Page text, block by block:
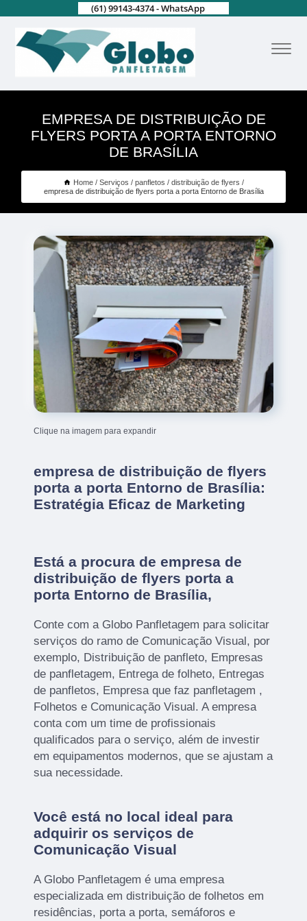
(61) 99143-4374 - WhatsApp
EMPRESA DE DISTRIBUIÇÃO DE
FLYERS PORTA A PORTA ENTORNO
DE BRASÍLIA
Home Serviços panfletos
distribuição de flyers
empresa de distribuição de flyers porta a porta Entorno de Brasília
Clique na imagem para expandir
empresa de distribuição de flyers
porta a porta Entorno de Brasília:
Estratégia Eficaz de Marketing
Está a procura de empresa de
distribuição de flyers porta a
porta Entorno de Brasília,
Conte com a Globo Panfletagem para solicitar
serviços do ramo de Comunicação Visual, por
exemplo, Distribuição de panfleto, Empresas
de panfletagem, Entrega de folheto, Entregas
de panfletos, Empresa que faz panfletagem ,
Folhetos e Comunicação Visual. A empresa
conta com um time de profissionais
qualificados para o serviço, além de investir
em equipamentos modernos, que se ajustam a
sua necessidade.
Você está no local ideal para
adquirir os serviços de
Comunicação Visual
A Globo Panfletagem é uma empresa
especializada em distribuição de folhetos em
residências, porta a porta, semáforos e